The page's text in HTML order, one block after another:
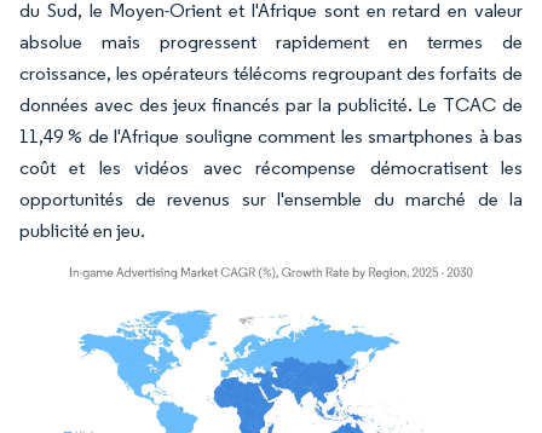
du Sud, le Moyen-Orient et l'Afrique sont en retard en valeur
absolue mais progressent rapidement en termes de
croissance, les opérateurs télécoms regroupant des forfaits de
données avec des jeux financés par la publicité. Le TCAC de
11,49 % de l'Afrique souligne comment les smartphones à bas
coût et les vidéos avec récompense démocratisent les
opportunités de revenus sur l'ensemble du marché de la
publicité en jeu.